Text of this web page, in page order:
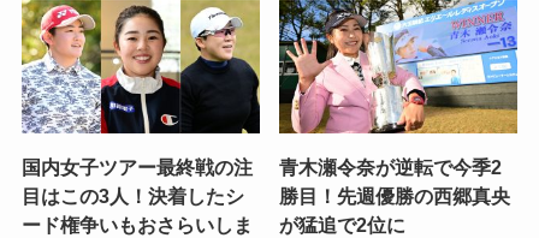
国内女子ツアー最終戦の注
目はこの3人！決着したシ
ード権争いもおさらいしま
青木瀬令奈が逆転で今季2
勝目！先週優勝の西郷真央
が猛追で2位に